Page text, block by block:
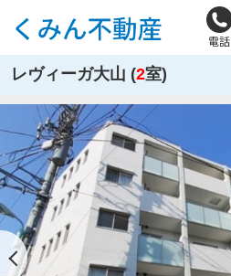
電話
レヴィーガ大山 (2室)